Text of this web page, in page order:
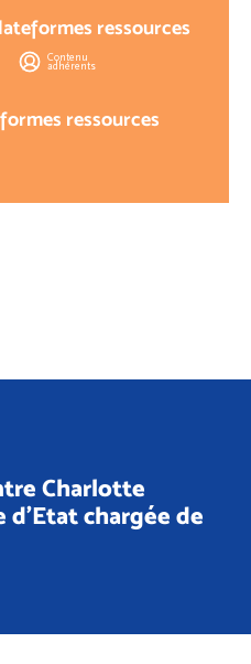
ressources
Contenu
adhérents
ressources
Charlotte
d'Etat chargée de